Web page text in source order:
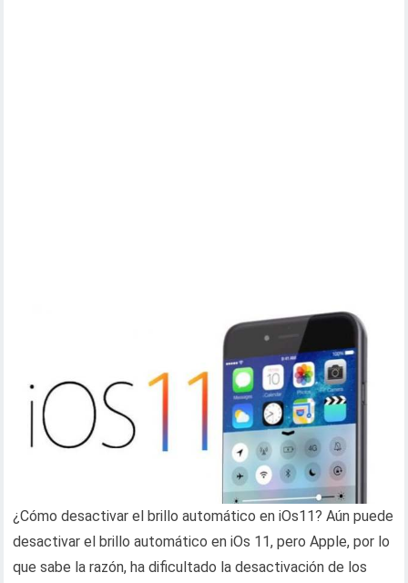
¿Cómo desactivar el brillo automático en iOs11? Aún puede
desactivar el brillo automático en iOs 11, pero Apple, por lo
que sabe la razón, ha dificultado la desactivación de los